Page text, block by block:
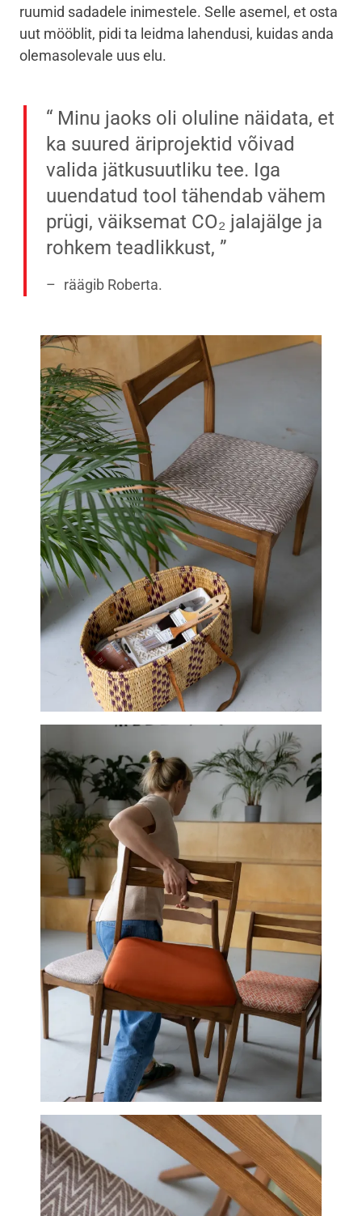
ruumid sadadele inimestele. Selle asemel, et osta
uut mööblit, pidi ta leidma lahendusi, kuidas anda
olemasolevale uus elu.
Minu jaoks oli oluline näidata, et
ka suured äriprojektid võivad
valida jätkusuutliku tee. Iga
uuendatud tool tähendab vähem
prügi, väiksemat CO₂ jalajälge ja
rohkem teadlikkust,
räägib Roberta.